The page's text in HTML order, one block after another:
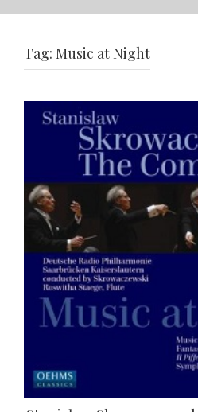
Tag: Music at Night